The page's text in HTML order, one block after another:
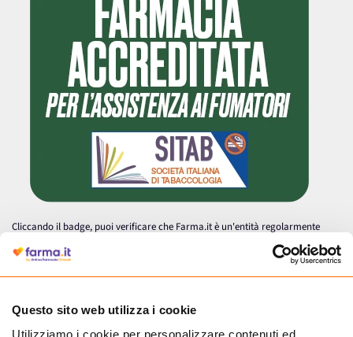
Questo sito web utilizza i cookie
Utilizziamo i cookie per personalizzare contenuti ed
Cliccando il badge, puoi verificare che Farma.it è un'entità regolarmente
autorizzata dal Ministero della Salute a effettuare la vendita online di
medicinali.